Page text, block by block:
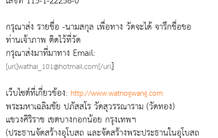
กรุณาส่ง รายชื่อ -นามสกุล เพื่อทาง วัดจะได้ จารึกชื่อขอ
ท่านเจ้าภาพ ติดไว้ที่วัด
กรุณาส่งมาที่มาทาง Email:
[url]wathai_101@hotmail.com[/url]
เว็บไซต์ที่เกี่ยวข้อง: http://www.watnogwang.com
พระมหาเฉลิมชัย ปภัสสโร วัดสุวรรณาราม (วัดทอง)
แขวงศิริราช เขตบางกอกน้อย กรุงเทพฯ
(ประธานจัดสร้างอุโบสถ และจัดสร้างพระประธานในอุโบสถ